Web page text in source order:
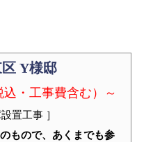
Y様邸
・工事費含む）～
置工事 ］
もので、あくまでも参